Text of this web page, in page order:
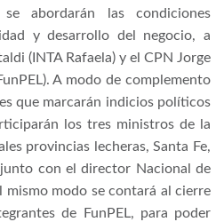
abordarán las condiciones
y desarrollo del negocio, a
(INTA Rafaela) y el CPN Jorge
A modo de complemento
que marcarán indicios políticos
los tres ministros de la
provincias lecheras, Santa Fe,
con el director Nacional de
mismo modo se contará al cierre
de FunPEL, para poder